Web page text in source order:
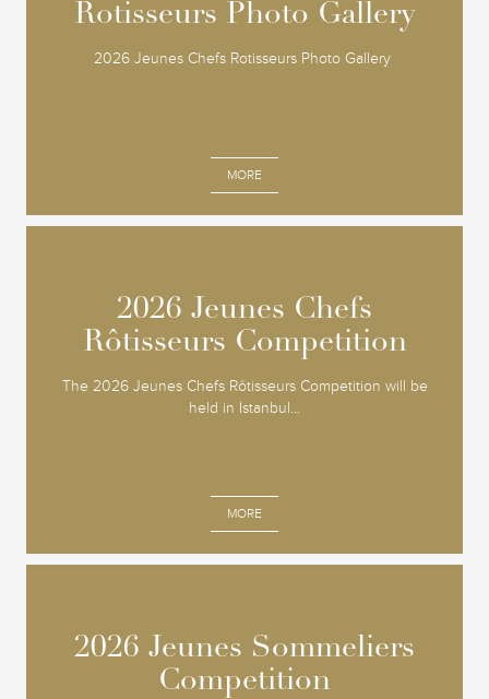
Rotisseurs Photo Gallery
2026 Jeunes Chefs Rotisseurs Photo Gallery
MORE
Rotisseurs Photo Gallery
2026 Jeunes Chefs
Rôtisseurs Competition
The 2026 Jeunes Chefs Rôtisseurs Competition will be
held in Istanbul...
MORE
2026 Jeunes Chefs
Rôtisseurs Competition
2026 Jeunes Sommeliers
Competition
2026 Jeunes Sommeliers
Competition